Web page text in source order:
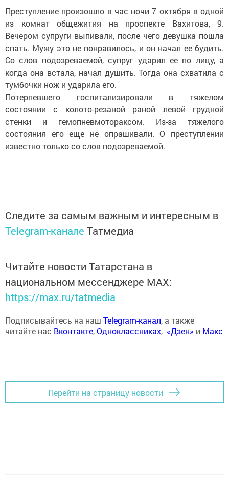
Преступление произошло в час ночи 7 октября в одной
из комнат общежития на проспекте Вахитова, 9.
Вечером супруги выпивали, после чего девушка пошла
спать. Мужу это не понравилось, и он начал ее будить.
Со слов подозреваемой, супруг ударил ее по лицу, а
когда она встала, начал душить. Тогда она схватила с
тумбочки нож и ударила его.
Потерпевшего госпитализировали в тяжелом
состоянии с колото-резаной раной левой грудной
стенки и гемопневмотораксом. Из-за тяжелого
состояния его еще не опрашивали. О преступлении
известно только со слов подозреваемой.
Следите за самым важным и интересным в
Telegram-канале Татмедиа
Читайте новости Татарстана в
национальном мессенджере MАХ:
https://max.ru/tatmedia
Подписывайтесь на наш Telegram-канал, а также
читайте нас Вконтакте,Одноклассниках, «Дзен» и Макс
Перейти на страницу новости